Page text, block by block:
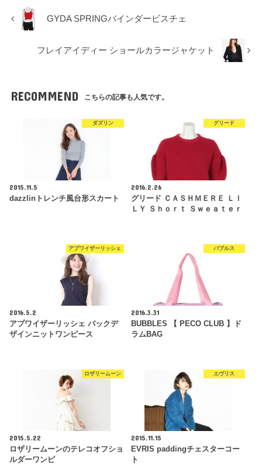
GYDA SPRINGバインダービスチェ
フレイアイディー ショールカラージャケット
RECOMMEND こちらの記事も人気です。
ダズリン
2015.11.5
dazzlinトレンチ風台形スカート
グリード
2016.2.26
グリード ＣＡＳＨＭＥＲＥ ＬＩ
ＬＹ Ｓｈｏｒｔ Ｓｗｅａｔｅｒ
アプワイザーリッシェ
2016.5.2
アプワイザーリッシェ バックデ
ザインニットワンピース
バブルス
2016.3.31
BUBBLES 【 PECO CLUB 】ド
ラムBAG
ロザリームーン
2015.5.22
ロザリームーンのテレコオフショ
ルダーワンピ
エヴリス
2015.11.15
EVRIS paddingチェスターコー
ト